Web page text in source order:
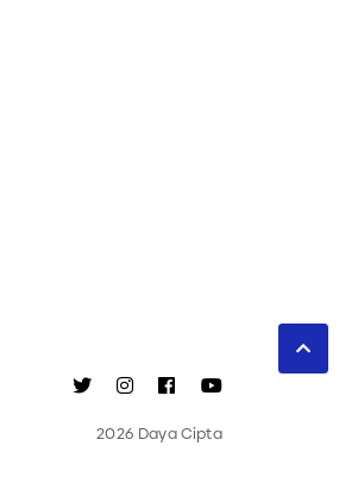
2026 Daya Cipta